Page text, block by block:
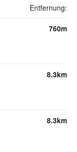
Entfernung:
760m
8.3km
8.3km